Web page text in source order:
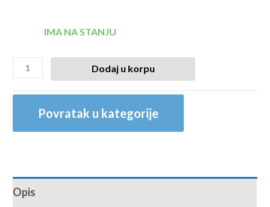
IMA NA STANJU
Dodaj u korpu
Povratak u kategorije
Opis